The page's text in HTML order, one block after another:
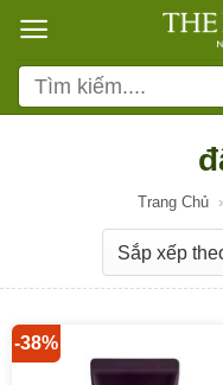
qua
nội
dung
Tìm
kiếm:
Trang Chủ
-38%